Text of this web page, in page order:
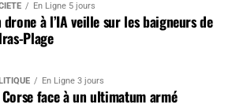
En Ligne 5 jours
drone à l’IA veille sur les baigneurs de
Plage
En Ligne 3 jours
Corse face à un ultimatum armé